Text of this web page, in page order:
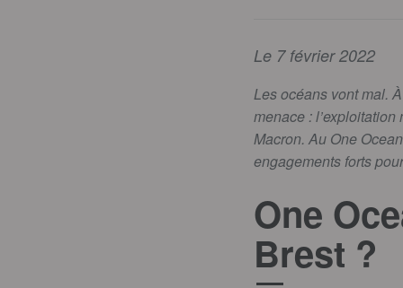
Le 7 février 2022
Les océans vont mal.
menace :
Macron. Au One
engagements forts
One
Brest ?